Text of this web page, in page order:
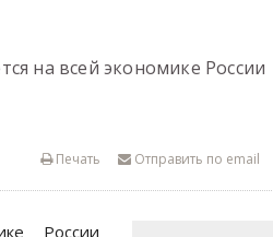
на всей экономике России
Отправить по email
Печать
России